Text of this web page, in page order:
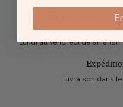
09 54 84 07 86
Lundi au vendredi de 9h à 18h
Livraison dans